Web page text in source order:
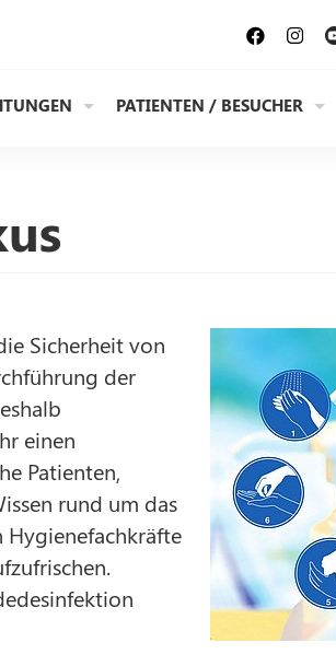
PATIENTEN / BESUCHER
Sicherheit von
der
einen
Patienten,
rund um das